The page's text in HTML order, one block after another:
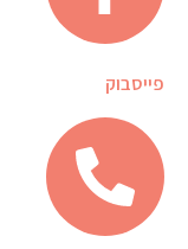
פייסבוק